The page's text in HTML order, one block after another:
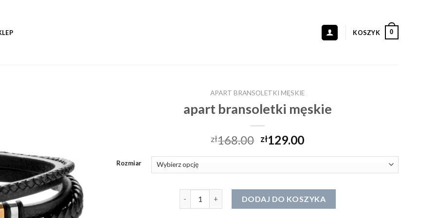
KOSZYK 0
APART BRANSOLETKI MĘSKIE
apart bransoletki męskie
zł168.00 zł129.00
Rozmiar
DODAJ DO KOSZYKA